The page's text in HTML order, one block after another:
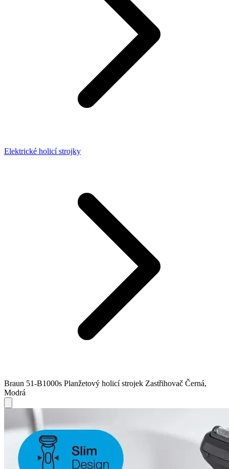
Elektrické holicí strojky
Braun 51-B1000s Planžetový holicí strojek Zastřihovač Černá,
Modrá